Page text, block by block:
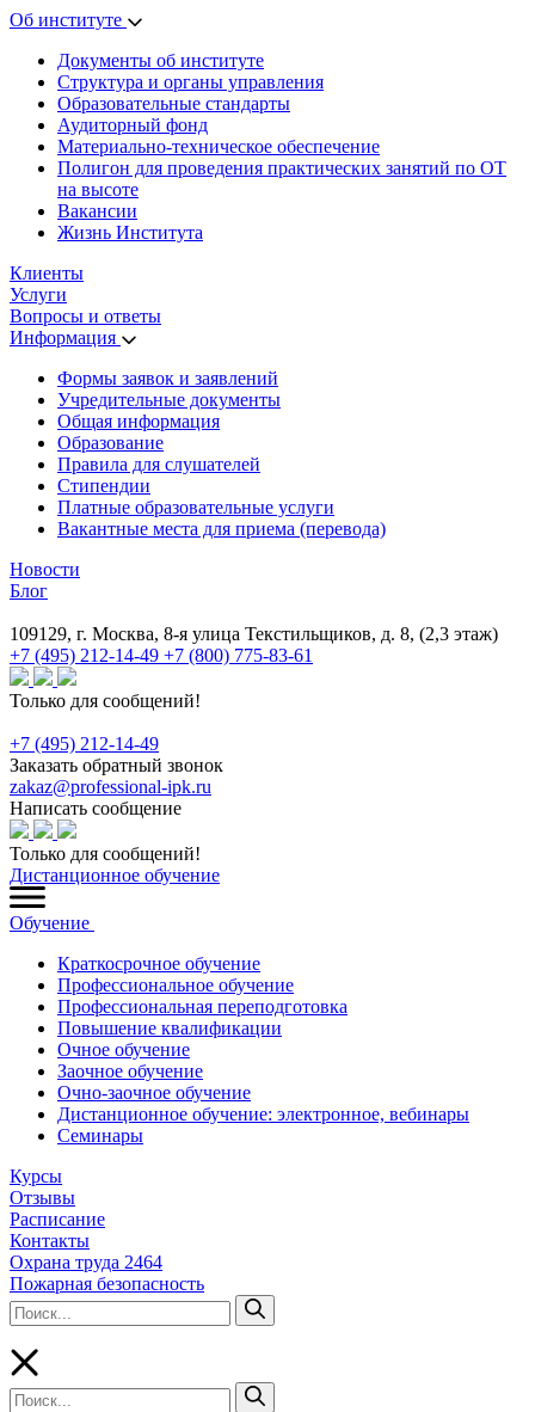
Об институте
Документы об институте
Структура и органы управления
Образовательные стандарты
Аудиторный фонд
Материально-техническое обеспечение
Полигон для проведения практических занятий по ОТ
на высоте
Вакансии
Жизнь Института
Клиенты
Услуги
Вопросы и ответы
Информация
Формы заявок и заявлений
Учредительные документы
Общая информация
Образование
Правила для слушателей
Стипендии
Платные образовательные услуги
Вакантные места для приема (перевода)
Новости
Блог
109129, г. Москва, 8-я улица Текстильщиков, д. 8, (2,3 этаж)
+7 (495) 212-14-49 +7 (800) 775-83-61
Только для сообщений!
+7 (495) 212-14-49
Заказать обратный звонок
zakaz@professional-ipk.ru
Написать сообщение
Только для сообщений!
Дистанционное обучение
Обучение
Краткосрочное обучение
Профессиональное обучение
Профессиональная переподготовка
Повышение квалификации
Очное обучение
Заочное обучение
Очно-заочное обучение
Дистанционное обучение: электронное, вебинары
Семинары
Курсы
Отзывы
Расписание
Контакты
Охрана труда 2464
Пожарная безопасность